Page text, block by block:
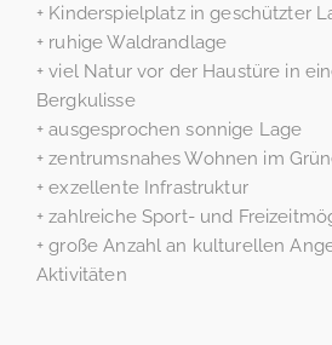
+ Kinderspielplatz in geschützter
+ ruhige Waldrandlage
+ viel Natur vor der Haustüre in
Bergkulisse
+ ausgesprochen sonnige Lage
+ zentrumsnahes Wohnen im
+ exzellente Infrastruktur
+ zahlreiche Sport- und
+ große Anzahl an kulturellen
Aktivitäten